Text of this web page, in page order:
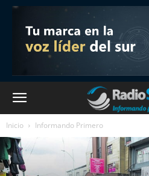
Inicio Informando Primero